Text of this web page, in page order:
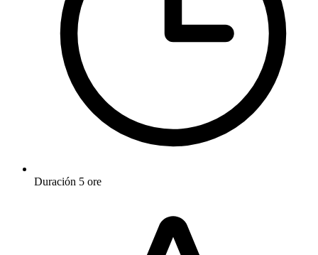
Duración 5 ore